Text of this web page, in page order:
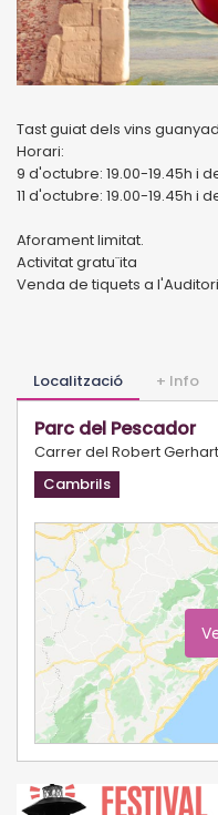
Tast guiat dels vins
Horari:
9 d'octubre: 19.00-19.45h i
11 d'octubre: 19.00-19.45h i
Aforament limitat.
Activitat gratu¨ita
Venda de tiquets a l'Auditori
Localització + Info
Parc del Pescador
Carrer del Robert Gerhart
Cambrils